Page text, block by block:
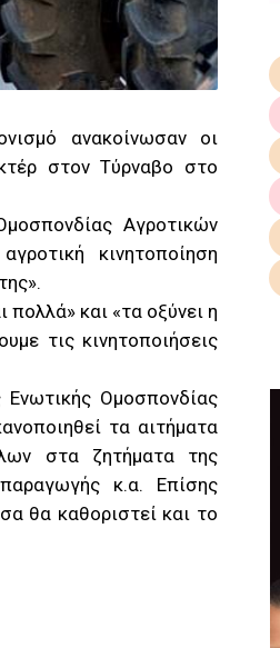
ανακοίνωσαν οι
στον Τύρναβο στο
Αγροτικών
κινητοποίηση
και «τα οξύνει η
τις κινητοποιήσεις
Ομοσπονδίας
τα αιτήματα
στα ζητήματα της
κ.α. Επίσης
θα καθοριστεί και το